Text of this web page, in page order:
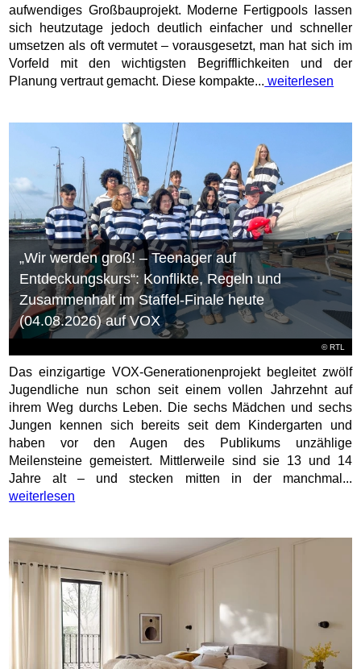
aufwendiges Großbauprojekt. Moderne Fertigpools lassen
sich heutzutage jedoch deutlich einfacher und schneller
umsetzen als oft vermutet – vorausgesetzt, man hat sich im
Vorfeld mit den wichtigsten Begrifflichkeiten und der
Planung vertraut gemacht. Diese kompakte... weiterlesen
©RTL
„Wir werden groß! – Teenager auf
Entdeckungskurs“: Konflikte, Regeln und
Zusammenhalt im Staffel-Finale heute
(04.08.2026) auf VOX
Das einzigartige VOX-Generationenprojekt begleitet zwölf
Jugendliche nun schon seit einem vollen Jahrzehnt auf
ihrem Weg durchs Leben. Die sechs Mädchen und sechs
Jungen kennen sich bereits seit dem Kindergarten und
haben vor den Augen des Publikums unzählige
Meilensteine gemeistert. Mittlerweile sind sie 13 und 14
Jahre alt – und stecken mitten in der manchmal...
weiterlesen